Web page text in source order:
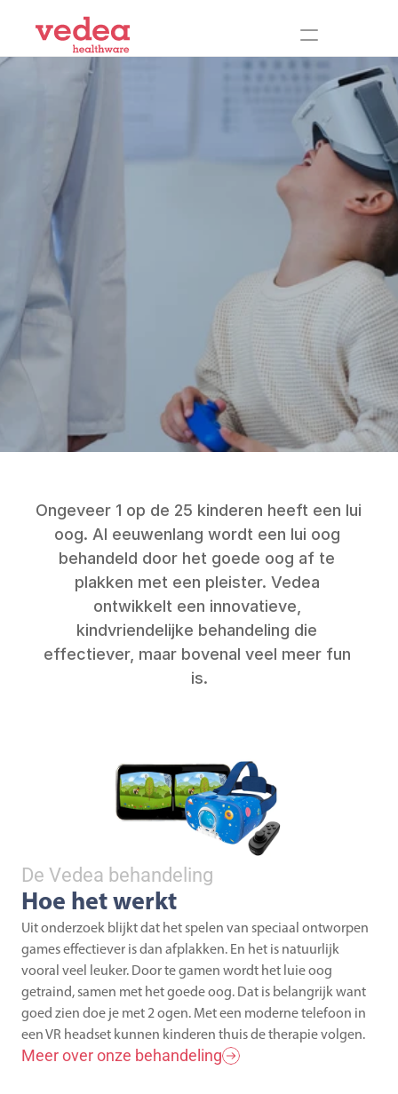
Ongeveer 1 op de 25 kinderen heeft een lui
oog. Al eeuwenlang wordt een lui oog
behandeld door het goede oog af te
plakken met een pleister. Vedea
ontwikkelt een innovatieve,
kindvriendelijke behandeling die
effectiever, maar bovenal veel meer fun
is.
De Vedea behandeling
Hoe het werkt
Uit onderzoek blijkt dat het spelen van speciaal ontworpen
games effectiever is dan afplakken. En het is natuurlijk
vooral veel leuker. Door te gamen wordt het luie oog
getraind, samen met het goede oog. Dat is belangrijk want
goed zien doe je met 2 ogen. Met een moderne telefoon in
een VR headset kunnen kinderen thuis de therapie volgen.
Meer over onze behandeling